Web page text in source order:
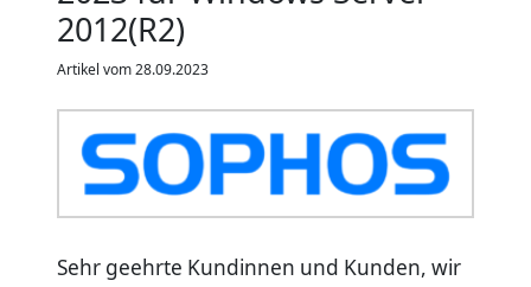
2012(R2)
Artikel vom 28.09.2023
Sehr geehrte Kundinnen und Kunden, wir